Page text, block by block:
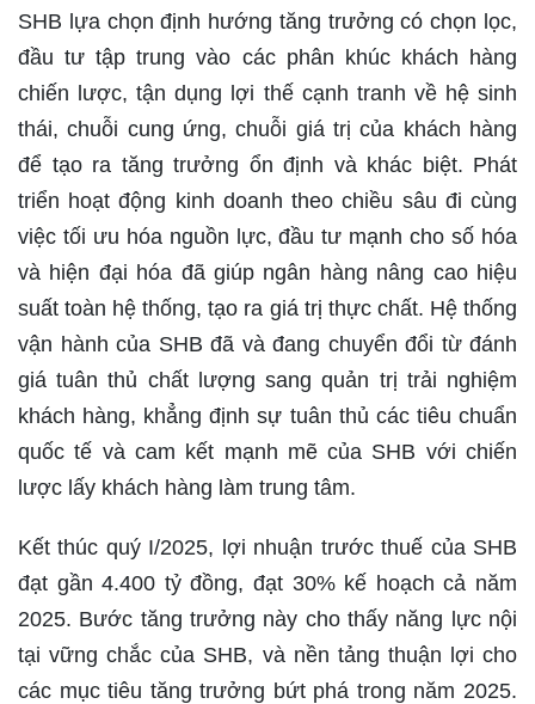
SHB lựa chọn định hướng tăng trưởng có chọn lọc,
đầu tư tập trung vào các phân khúc khách hàng
chiến lược, tận dụng lợi thế cạnh tranh về hệ sinh
thái, chuỗi cung ứng, chuỗi giá trị của khách hàng
để tạo ra tăng trưởng ổn định và khác biệt. Phát
triển hoạt động kinh doanh theo chiều sâu đi cùng
việc tối ưu hóa nguồn lực, đầu tư mạnh cho số hóa
và hiện đại hóa đã giúp ngân hàng nâng cao hiệu
suất toàn hệ thống, tạo ra giá trị thực chất. Hệ thống
vận hành của SHB đã và đang chuyển đổi từ đánh
giá tuân thủ chất lượng sang quản trị trải nghiệm
khách hàng, khẳng định sự tuân thủ các tiêu chuẩn
quốc tế và cam kết mạnh mẽ của SHB với chiến
lược lấy khách hàng làm trung tâm.
Kết thúc quý I/2025, lợi nhuận trước thuế của SHB
đạt gần 4.400 tỷ đồng, đạt 30% kế hoạch cả năm
2025. Bước tăng trưởng này cho thấy năng lực nội
tại vững chắc của SHB, và nền tảng thuận lợi cho
các mục tiêu tăng trưởng bứt phá trong năm 2025.